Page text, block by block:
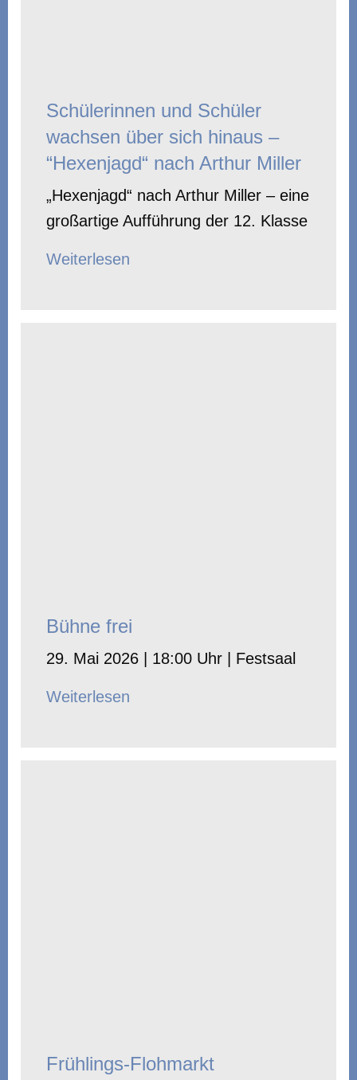
Schülerinnen und Schüler
wachsen über sich hinaus –
“Hexenjagd“ nach Arthur Miller
„Hexenjagd“ nach Arthur Miller – eine
großartige Aufführung der 12. Klasse
Weiterlesen
Bühne frei
29. Mai 2026 | 18:00 Uhr | Festsaal
Weiterlesen
Frühlings-Flohmarkt